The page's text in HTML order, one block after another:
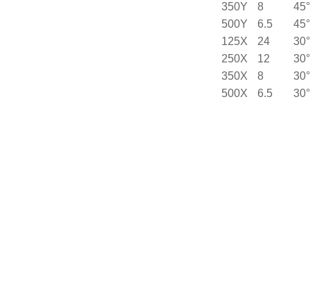
350Y
8
45°
500Y
6.5
45°
125X
24
30°
250X
12
30°
350X
8
30°
500X
6.5 30°